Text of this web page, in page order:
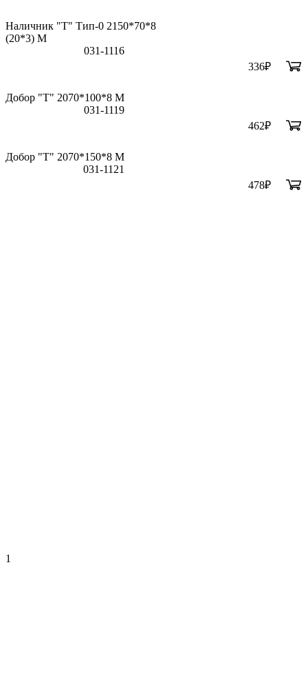
Наличник "Т" Тип-0 2150*70*8
(20*3) M
031-1116
336₽
Добор "Т" 2070*100*8 М
031-1119
462₽
Добор "Т" 2070*150*8 М
031-1121
478₽
1